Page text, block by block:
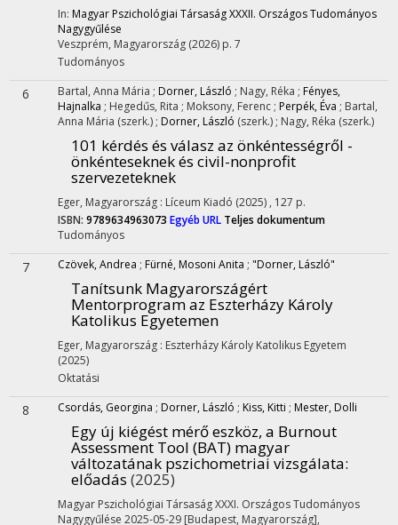
In: Magyar Pszichológiai Társaság XXXII. Országos Tudományos
Nagygyűlése
Veszprém, Magyarország (2026) p. 7
Tudományos
6 Bartal, Anna Mária ; Dorner, László ; Nagy, Réka ; Fényes,
Hajnalka ; Hegedűs, Rita ; Moksony, Ferenc ; Perpék, Éva ; Bartal,
Anna Mária (szerk.) ; Dorner, László (szerk.) ; Nagy, Réka (szerk.)
101 kérdés és válasz az önkéntességről -
önkénteseknek és civil-nonprofit
szervezeteknek
Eger, Magyarország : Líceum Kiadó (2025) , 127 p.
ISBN: 9789634963073 Egyéb URL Teljes dokumentum
Tudományos
7 Czövek, Andrea ; Fürné, Mosoni Anita ; "Dorner, László"
Tanítsunk Magyarországért
Mentorprogram az Eszterházy Károly
Katolikus Egyetemen
Eger, Magyarország : Eszterházy Károly Katolikus Egyetem
(2025)
Oktatási
8 Csordás, Georgina ; Dorner, László ; Kiss, Kitti ; Mester, Dolli
Egy új kiégést mérő eszköz, a Burnout
Assessment Tool (BAT) magyar
változatának pszichometriai vizsgálata:
előadás (2025)
Magyar Pszichológiai Társaság XXXI. Országos Tudományos
Nagygyűlése 2025-05-29 [Budapest, Magyarország],